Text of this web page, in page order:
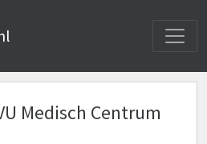
Medisch Centrum